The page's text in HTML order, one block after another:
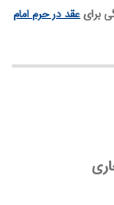
برایعقد در حرم امام